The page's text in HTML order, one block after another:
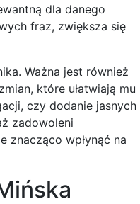
dla danego
fraz, zwiększa się
Ważna jest również
które ułatwiają mu
czy dodanie jasnych
zadowoleni
znacząco wpłynąć na